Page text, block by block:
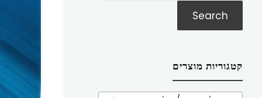
Search
קטגוריות מוצרים